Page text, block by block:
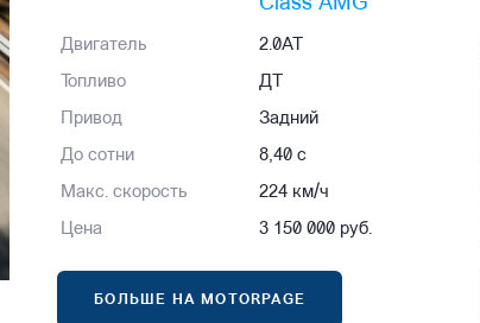
Class AMG
Двигатель 2.0AT
Топливо ДТ
Привод Задний
До сотни 8,40 с
Макс. скорость 224 км/ч
Цена 3 150 000 руб.
БОЛЬШЕ НА MOTORPAGE